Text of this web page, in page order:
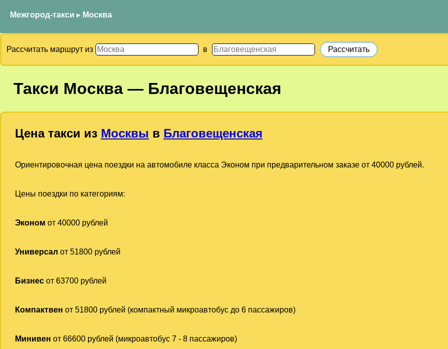
Межгород-такси ▸ Москва
Рассчитать маршрут из в
Такси Москва— Благовещенская
Цена такси из Москвы в Благовещенская
Ориентировочная цена поездки на автомобиле класса Эконом при предварительном заказе от 40000 рублей.
Цены поездки по категориям:
Эконом от 40000 рублей
Универсал от 51800 рублей
Бизнесот 63700 рублей
Компактвен от 51800 рублей (компактный микроавтобус до 6 пассажиров)
Минивен от 66600 рублей (микроавтобус 7 - 8 пассажиров)